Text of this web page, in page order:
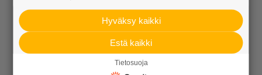
Hyväksy kaikki
Estä kaikki
Tietosuoja